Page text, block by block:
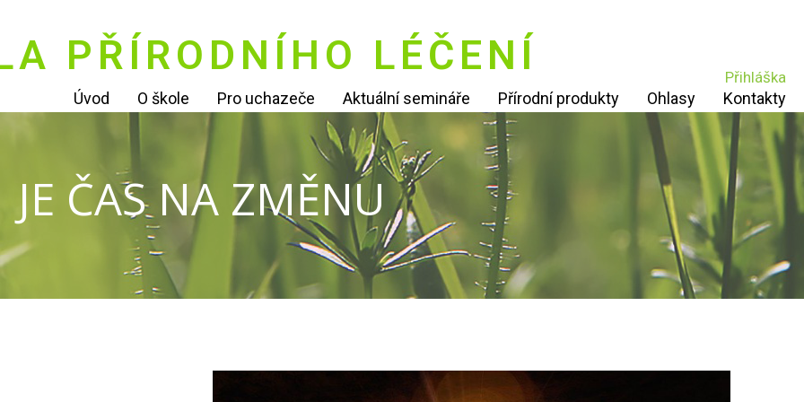
PŘÍRODNÍHO LÉČENÍ Přihláška
Úvod O škole Pro uchazeče Aktuální semináře Přírodní produkty Ohlasy Kontakty
JE ČAS NA ZMĚNU